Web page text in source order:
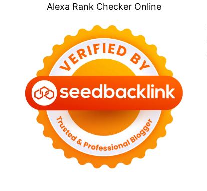
Alexa Rank Checker Online